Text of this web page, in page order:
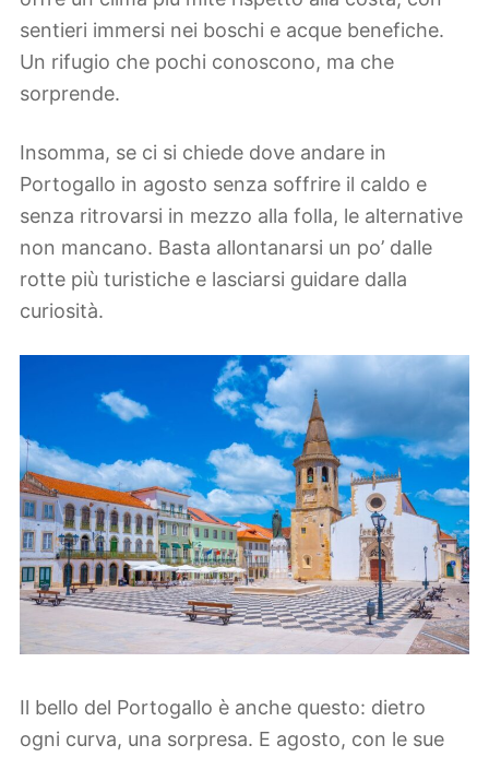
sentieri immersi nei boschi e acque benefiche.
Un rifugio che pochi conoscono, ma che
sorprende.
Insomma, se ci si chiede dove andare in
Portogallo in agosto senza soffrire il caldo e
senza ritrovarsi in mezzo alla folla, le alternative
non mancano. Basta allontanarsi un po’ dalle
rotte più turistiche e lasciarsi guidare dalla
curiosità.
Il bello del Portogallo è anche questo: dietro
ogni curva, una sorpresa. E agosto, con le sue